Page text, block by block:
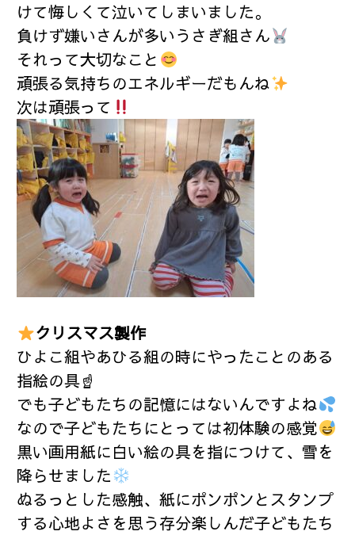
けて悔しくて泣いてしまいました。
負けず嫌いさんが多いうさぎ組さん
それって大切なこと
頑張る気持ちのエネルギーだもんね
次は頑張って
クリスマス製作
ひよこ組やあひる組の時にやったことのある
指絵の具☝️
でも子どもたちの記憶にはないんですよね
なので子どもたちにとっては初体験の感覚
黒い画用紙に白い絵の具を指につけて、雪を
降らせました
ぬるっとした感触、紙にポンポンとスタンプ
する心地よさを思う存分楽しんだ子どもたち